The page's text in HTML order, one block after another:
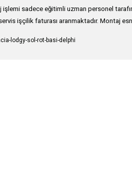
sadece eğitimli uzman personel
işçilik faturası aranmaktadır. Montaj
öneri formunu kullanarak tarafımıza